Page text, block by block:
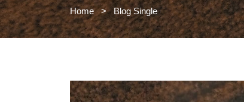
Home> Blog Single